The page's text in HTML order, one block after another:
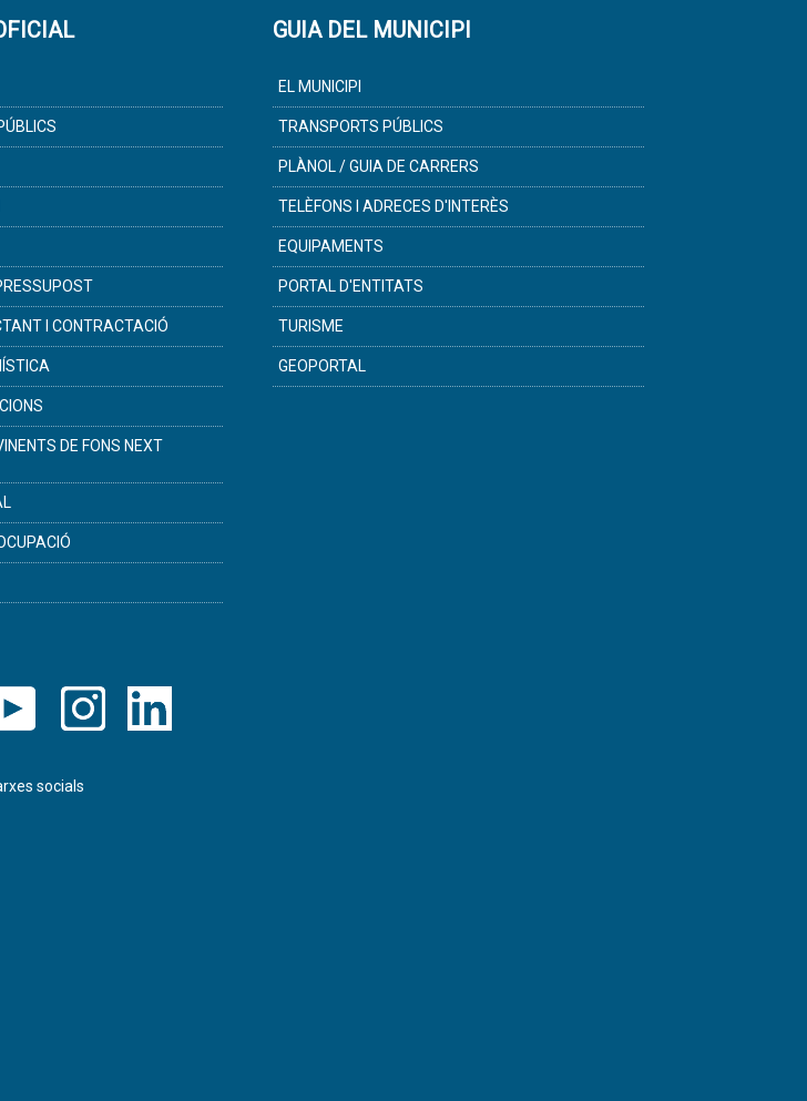
I CONTRACTACIÓ
DE FONS NEXT
GUIA DEL MUNICIPI
EL MUNICIPI
TRANSPORTS PÚBLICS
PLÀNOL / GUIA DE CARRERS
TELÈFONS I ADRECES D'INTERÈS
EQUIPAMENTS
PORTAL D'ENTITATS
TURISME
GEOPORTAL
socials